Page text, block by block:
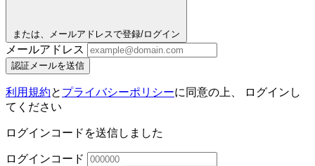
または、メールアドレスで登録/ログイン
メールアドレス
認証メールを送信
利用規約と プライバシーポリシーに同意の上、 ログインし
てください
ログインコードを送信しました
ログインコード